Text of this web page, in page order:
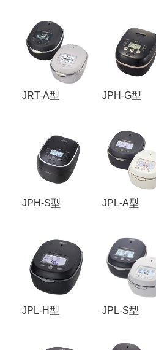
JRT-A型 JPH-G型
JPH-S型 JPL-A型
JPL-H型 JPL-S型